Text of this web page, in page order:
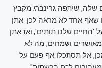
שלה, שיתפה גרינברג מקבץ
שאף אחד לא מראה לכן. אתן
'החיים שלנו תותים', ואז אתן
ושמחים, מה לא
אל תסתכלו אף פעם על